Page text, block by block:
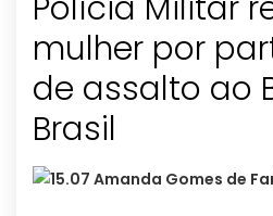
mulher por
de assalto ao